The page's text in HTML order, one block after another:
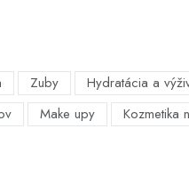
Zuby Hydratácia a
Make upy Kozmetika